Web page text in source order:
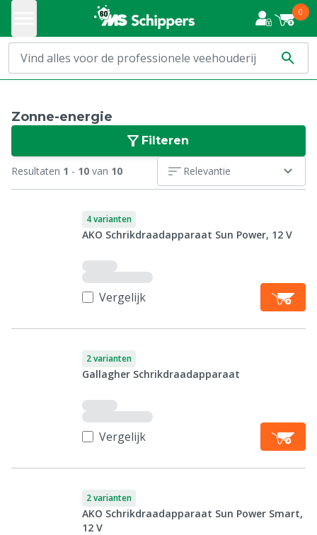
0
Zonne-energie
Filteren
Resultaten 1 - 10 van 10 Relevantie
4 varianten
AKO Schrikdraadapparaat Sun Power, 12 V
Vergelijk
2 varianten
Gallagher Schrikdraadapparaat
Vergelijk
2 varianten
AKO Schrikdraadapparaat Sun Power Smart,
12 V